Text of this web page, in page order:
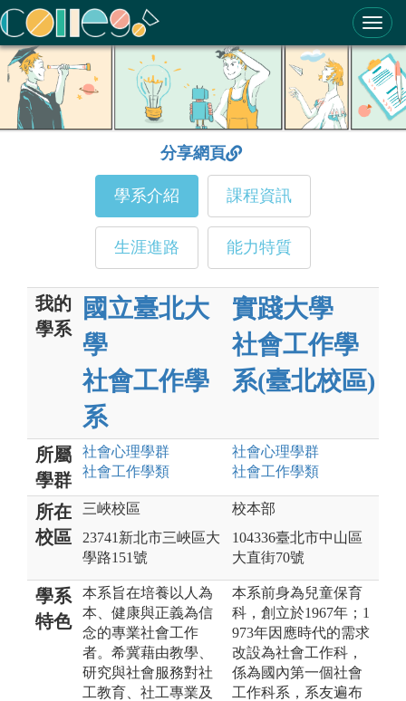
ColleGo! 大學選才與高中育才輔助系統
分享網頁
學系介紹 課程資訊
生涯進路 能力特質
我的
學系
國立臺北大
學
社會工作學
系
實踐大學
社會工作學
系(臺北校區)
所屬
學群
社會心理學群
社會工作學類
社會心理學群
社會工作學類
所在
校區
三峽校區
23741新北市三峽區大
學路151號
校本部
104336臺北市中山區
大直街70號
學系
特色
本系旨在培養以人為
本、健康與正義為信
念的專業社會工作
者。希冀藉由教學、
研究與社會服務對社
工教育、社工專業及
本系前身為兒童保育
科，創立於1967年；1
973年因應時代的需求
改設為社會工作科，
係為國內第一個社會
工作科系，系友遍布